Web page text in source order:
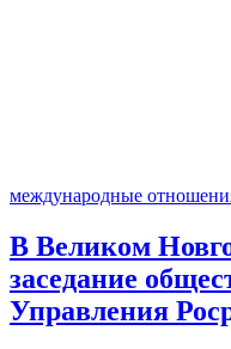
международные
В Великом
заседание
Управления